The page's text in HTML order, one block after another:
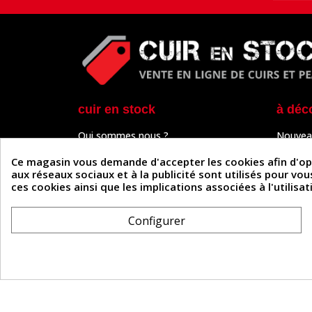
cuir en stock
Qui sommes nous ?
Paiement sécurisé
Un problème de connexion ?
Frais de livraison
Formulaire de rétractation
à
Outils
Tutos
Ce magasin vous demande d'accepter les cookies afin
aux réseaux sociaux et à la publicité sont utilisés pour
ces cookies ainsi que les implications associées à
Configurer